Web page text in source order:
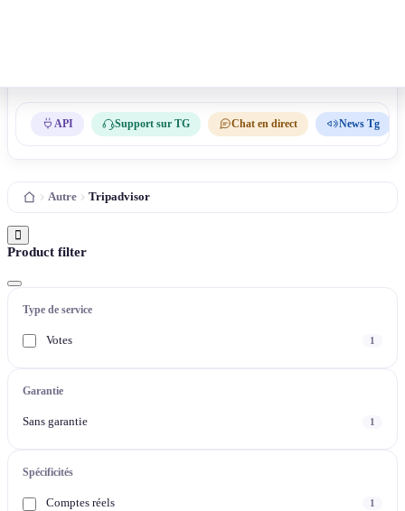
API Support sur TG Chat en direct News Tg
Autre Tripadvisor
Product filter
Type de service
Votes 1
Garantie
Sans garantie 1
Spécificités
Comptes réels 1